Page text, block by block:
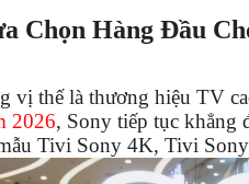
Chọn Hàng Đầu
thế là thương hiệu TV
2026, Sony tiếp tục khẳng
mẫu Tivi Sony 4K, Tivi